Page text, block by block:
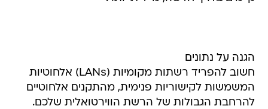
הגנה על נתונים
חשוב להפריד רשתות מקומיות (LANs) אלחוטיות
המשמשות לקישוריות פנימית, מהתקנים אלחוטיים
להרחבת הגבולות של הרשת הווירטואלית שלכם.